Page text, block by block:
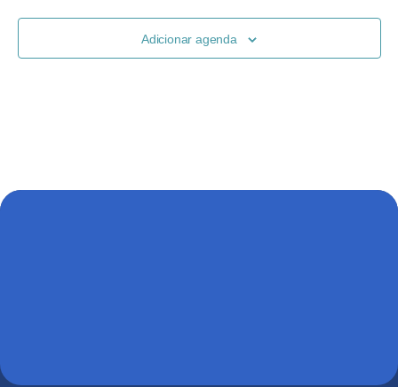
Adicionar agenda